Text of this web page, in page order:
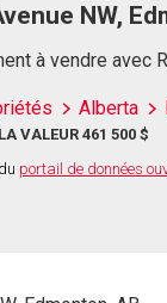
NW,
à vendre avec
Alberta
VALEUR 461 500 $
portail de données